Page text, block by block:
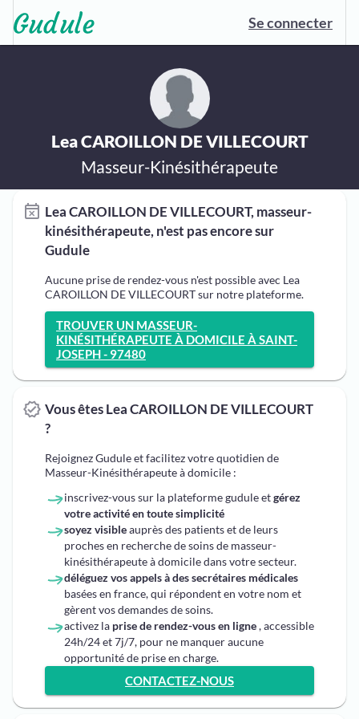
Se connecter
Lea CAROILLON DE VILLECOURT
Masseur-Kinésithérapeute
Lea CAROILLON DE VILLECOURT, masseur-
kinésithérapeute, n'est pas encore sur
Gudule
Aucune prise de rendez-vous n'est possible avec Lea
CAROILLON DE VILLECOURT sur notre plateforme.
TROUVER UN MASSEUR-
KINÉSITHÉRAPEUTE À DOMICILE À SAINT-
JOSEPH - 97480
Vous êtes Lea CAROILLON DE VILLECOURT
?
Rejoignez Gudule et facilitez votre quotidien de
Masseur-Kinésithérapeute à domicile :
inscrivez-vous sur la plateforme gudule etgérez
votre activité en toute simplicité
soyez visibleauprès des patients et de leurs
proches en recherche de soins de masseur-
kinésithérapeute à domicile dans votre secteur.
déléguez vos appels à des secrétaires médicales
basées en france, qui répondent en votre nom et
gèrent vos demandes de soins.
activez la prise de rendez-vous en ligne, accessible
24h/24 et 7j/7, pour ne manquer aucune
opportunité de prise en charge.
CONTACTEZ-NOUS